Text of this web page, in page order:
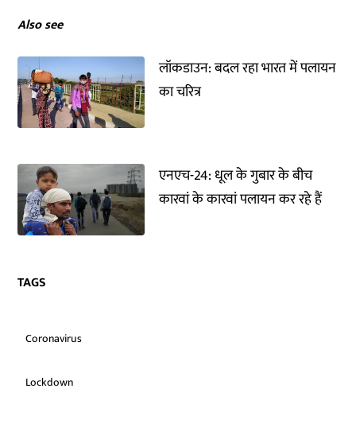
Also see
लॉकडाउन: बदल रहा भारत में पलायन
का चरित्र
एनएच-24: धूल के गुबार के बीच
कारवां के कारवां पलायन कर रहे हैं
TAGS
Coronavirus
Lockdown